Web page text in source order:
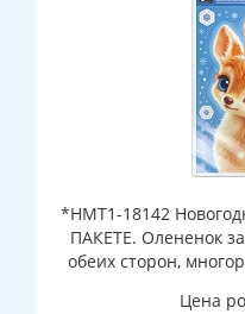
*НМТ1-18142
ПАКЕТЕ. Олененок
обеих сторон,
упаковке, с
Цена